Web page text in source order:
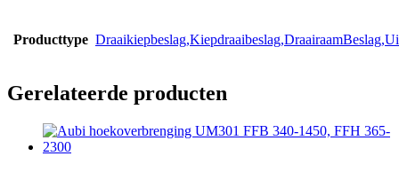
Producttype
Gerelateerde producten